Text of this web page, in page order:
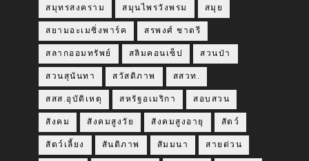
สมุทรสงคราม สมุนไพรวังพรม สมุย
สยามอะเมซิ่งพาร์ค สรพงศ์ ชาตรี
สลากออมทรัพย์ สลิมคอนเซ็ป สวนป่า
สวนสุนันทา สวัสดิภาพ สสวท.
สสส.อุบัติเหตุ สหรัฐอเมริกา สอบสวน
สังคม สังคมสูงวัย สังคมสูงอายุ สัตว์
สัตว์เลี้ยง สันติภาพ สัมมนา สายด่วน